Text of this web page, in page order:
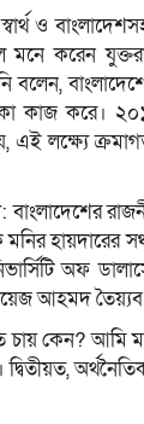
ও
করেন
কাজ করে।
এই লক্ষ্যে
হায়দারের
অফ
আহমদ
চায় কেন? আমি